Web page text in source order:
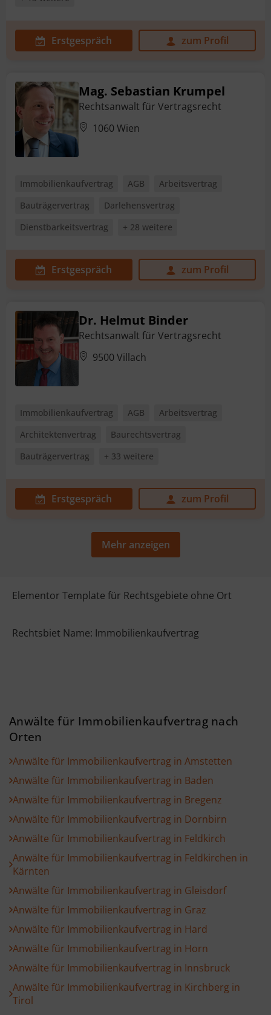
Erstgespräch zum Profil
Mag. Sebastian Krumpel
Rechtsanwalt für Vertragsrecht
1060 Wien
Immobilienkaufvertrag AGB
Arbeitsvertrag
Bauträgervertrag
Darlehensvertrag
Dienstbarkeitsvertrag
+ 28 weitere
Erstgespräch zum Profil
Dr. Helmut Binder
Rechtsanwalt für Vertragsrecht
9500 Villach
Immobilienkaufvertrag AGB
Arbeitsvertrag
Architektenvertrag
Baurechtsvertrag
Bauträgervertrag
+ 33 weitere
Erstgespräch zum Profil
Mehr anzeigen
Elementor Template für Rechtsgebiete ohne Ort
Rechtsbiet Name: Immobilienkaufvertrag
Anwälte für Immobilienkaufvertrag nach
Orten
Anwälte für Immobilienkaufvertrag in Amstetten
Anwälte für Immobilienkaufvertrag in Baden
Anwälte für Immobilienkaufvertrag in Bregenz
Anwälte für Immobilienkaufvertrag in Dornbirn
Anwälte für Immobilienkaufvertrag in Feldkirch
Anwälte für Immobilienkaufvertrag in Feldkirchen in
Kärnten
Anwälte für Immobilienkaufvertrag in Gleisdorf
Anwälte für Immobilienkaufvertrag in Graz
Anwälte für Immobilienkaufvertrag in Hard
Anwälte für Immobilienkaufvertrag in Horn
Anwälte für Immobilienkaufvertrag in Innsbruck
Anwälte für Immobilienkaufvertrag in Kirchberg in
Tirol